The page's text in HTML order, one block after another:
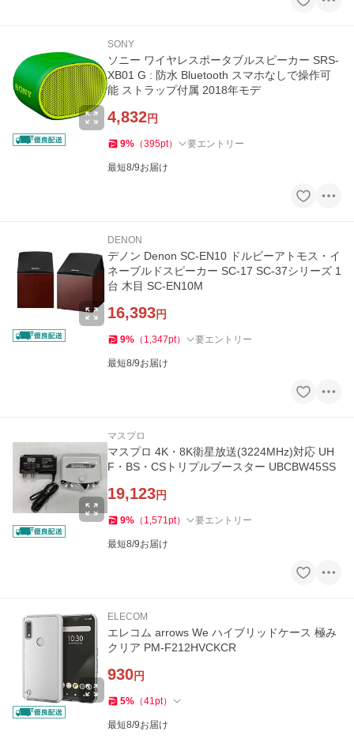
SONY
ソニー ワイヤレスポータブルスピーカー SRS-
XB01 G : 防水 Bluetooth スマホなしで操作可
能 ストラップ付属 2018年モデ
4,832円
9% （395pt） 要エントリー
最短8/9お届け
DENON
デノン Denon SC-EN10 ドルビーアトモス・イ
ネーブルドスピーカー SC-17 SC-37シリーズ 1
台 木目 SC-EN10M
16,393円
9% （ 1,347pt） 要エントリー
最短8/9お届け
マスプロ
マスプロ 4K・8K衛星放送(3224MHz)対応 UH
F・BS・CSトリプルブースター UBCBW45SS
19,123円
9% （ 1,571pt） 要エントリー
最短8/9お届け
ELECOM
エレコム arrows We ハイブリッドケース 極み
クリア PM-F212HVCKCR
930円
5% （41pt）
最短8/9お届け